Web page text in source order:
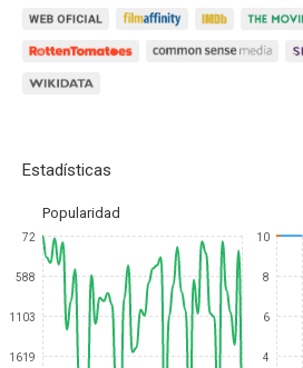
Estadísticas
Popularidad
72
588
1103
1619
10
8
6
4